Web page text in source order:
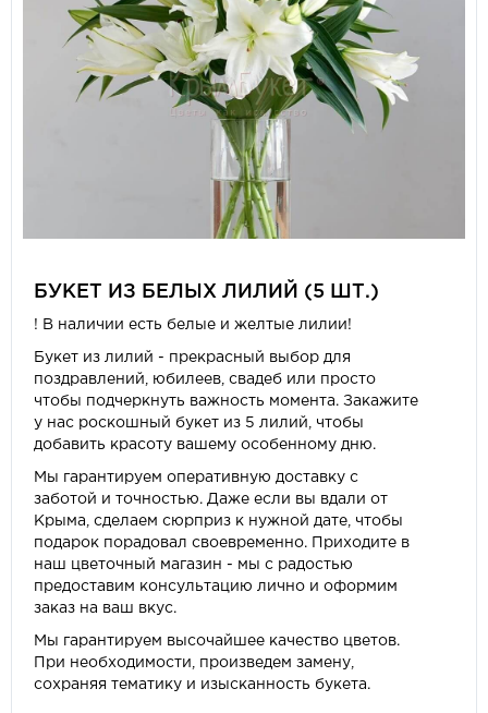
БУКЕТ ИЗ БЕЛЫХ ЛИЛИЙ (5 ШТ.)
! В наличии есть белые и желтые лилии!
Букет из лилий - прекрасный выбор для
поздравлений, юбилеев, свадеб или просто
чтобы подчеркнуть важность момента. Закажите
у нас роскошный букет из 5 лилий, чтобы
добавить красоту вашему особенному дню.
Мы гарантируем оперативную доставку с
заботой и точностью. Даже если вы вдали от
Крыма, сделаем сюрприз к нужной дате, чтобы
подарок порадовал своевременно. Приходите в
наш цветочный магазин - мы с радостью
предоставим консультацию лично и оформим
заказ на ваш вкус.
Мы гарантируем высочайшее качество цветов.
При необходимости, произведем замену,
сохраняя тематику и изысканность букета.